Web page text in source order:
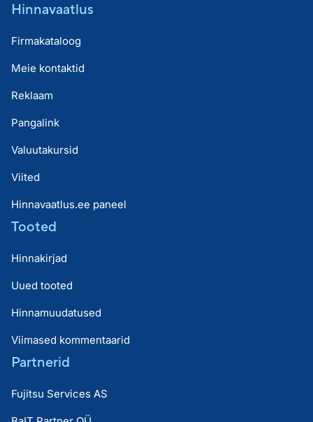
Hinnavaatlus
Firmakataloog
Meie kontaktid
Reklaam
Pangalink
Valuutakursid
Viited
Hinnavaatlus.ee paneel
Tooted
Hinnakirjad
Uued tooted
Hinnamuudatused
Viimased kommentaarid
Partnerid
Fujitsu Services AS